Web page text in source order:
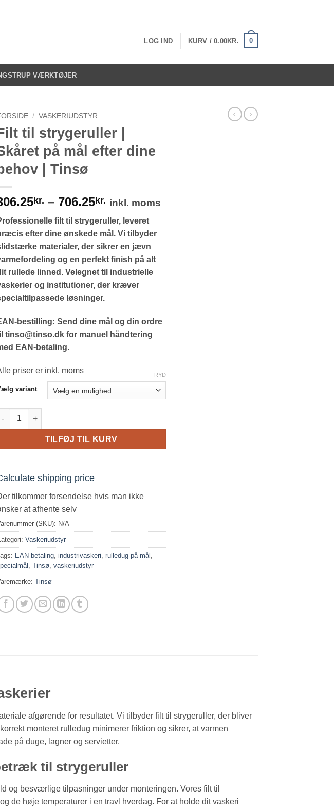
LOG IND KURV /0.00KR. 0
VÆRKTØJER
/ VASKERIUDSTYR
til strygeruller |
på mål efter dine
| Tinsø
kr. – 706.25kr. Prisinterval:
til
706.25kr.
inkl. moms
filt til strygeruller, leveret
efter dine ønskede mål. Vi tilbyder
materialer, der sikrer en jævn
og en perfekt finish på alt
rullede linned. Velegnet til industrielle
og institutioner, der kræver
løsninger.
bestilling: Send dine mål og din ordre
tinso@tinso.dk for manuel håndtering
EAN-betaling.
priser er inkl. moms
variant
RYD
Filt til strygeruller | Skåret på mål efter dine behov | Tinsø antal
TILFØJ TIL KURV
shipping price
tilkommer forsendelse hvis man ikke
at afhente selv
(SKU): N/A
Vaskeriudstyr
EAN betaling industrivaskeri rulledug på mål
Tinsø vaskeriudstyr
Tinsø
afgørende for resultatet. Vi tilbyder filt til strygeruller, der bliver
monteret rulledug minimerer friktion og sikrer, at varmen
på duge, lagner og servietter.
til strygeruller
og besværlige tilpasninger under monteringen. Vores filt til
de høje temperaturer i en travl hverdag. For at holde dit vaskeri